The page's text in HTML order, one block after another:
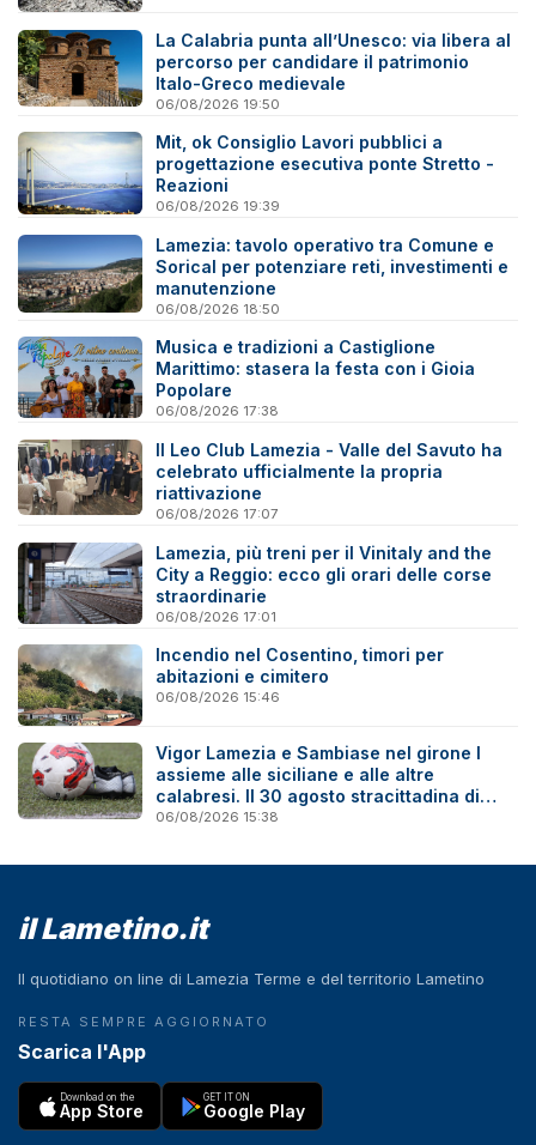
La Calabria punta all’Unesco: via libera al
percorso per candidare il patrimonio
Italo-Greco medievale
06/08/2026 19:50
Mit, ok Consiglio Lavori pubblici a
progettazione esecutiva ponte Stretto -
Reazioni
06/08/2026 19:39
Lamezia: tavolo operativo tra Comune e
Sorical per potenziare reti, investimenti e
manutenzione
06/08/2026 18:50
Musica e tradizioni a Castiglione
Marittimo: stasera la festa con i Gioia
Popolare
06/08/2026 17:38
Il Leo Club Lamezia - Valle del Savuto ha
celebrato ufficialmente la propria
riattivazione
06/08/2026 17:07
Lamezia, più treni per il Vinitaly and the
City a Reggio: ecco gli orari delle corse
straordinarie
06/08/2026 17:01
Incendio nel Cosentino, timori per
abitazioni e cimitero
06/08/2026 15:46
Vigor Lamezia e Sambiase nel girone I
assieme alle siciliane e alle altre
calabresi. Il 30 agosto stracittadina di
Coppa Italia
06/08/2026 15:38
il Lametino.it
Il quotidiano on line di Lamezia Terme e del territorio Lametino
RESTA SEMPRE AGGIORNATO
Scarica l'App
Download on the
App Store
GET IT ON
Google Play